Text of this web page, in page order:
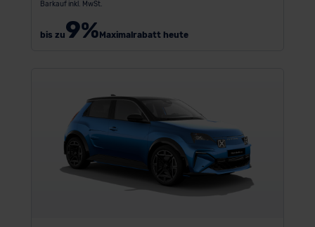
Barkauf inkl. MwSt.
bis zu9%Maximalrabatt heute